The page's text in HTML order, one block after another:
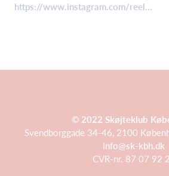
https://www.instagram.com/reel...
© 2022 Skøjteklub
Svendborggade 34-46, 2100
info@sk-kbh.dk
CVR-nr. 87 07 92